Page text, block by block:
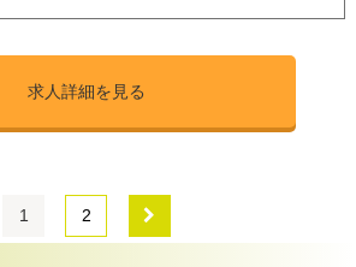
求人詳細を見る
1 2